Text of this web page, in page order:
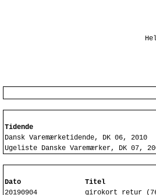
Tidende
Dansk Varemærketidende, DK 06, 2010
Ugeliste Danske Varemærker, DK 07,
Dato
Titel
20190904
girokort retur